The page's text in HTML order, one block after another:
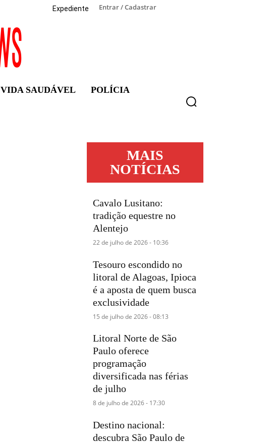
Entrar / Cadastrar
Expediente
VIDA SAUDÁVEL POLÍCIA
MAIS
NOTÍCIAS
Cavalo Lusitano:
tradição equestre no
Alentejo
22 de julho de 2026 - 10:36
Tesouro escondido no
litoral de Alagoas, Ipioca
é a aposta de quem busca
exclusividade
15 de julho de 2026 - 08:13
Litoral Norte de São
Paulo oferece
programação
diversificada nas férias
de julho
8 de julho de 2026 - 17:30
Destino nacional:
descubra São Paulo de